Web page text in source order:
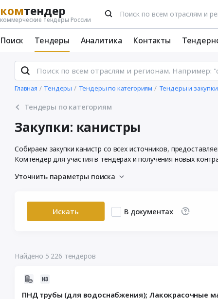
комтендер
коммерческие тендеры России
Поиск Тендеры Аналитика Контакты
Главная Тендеры Тендеры по категориям Тендеры и
Тендеры по категориям
Закупки: канистры
Собираем закупки канистр со всех источников,
Комтендер для участия в тендерах и получения новых
Уточнить параметры поиска
Искать В документах
Найдено 5 226 тендеров
ПНД трубы (для водоснабжения); Лакокрасочные
2026-